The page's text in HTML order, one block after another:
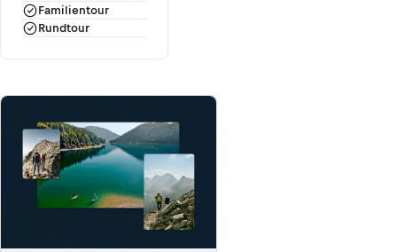
Familientour
Rundtour